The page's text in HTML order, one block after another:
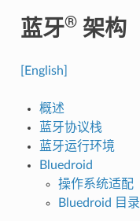
蓝牙®架构
[English]
概述
蓝牙协议栈
蓝牙运行环境
Bluedroid
操作系统适配
Bluedroid 目